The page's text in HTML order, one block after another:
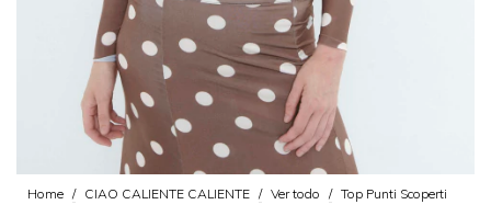
Home / CIAO CALIENTE CALIENTE / Ver todo / Top Punti Scoperti